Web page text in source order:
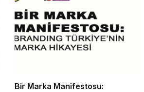
Bir Marka Manifestosu: